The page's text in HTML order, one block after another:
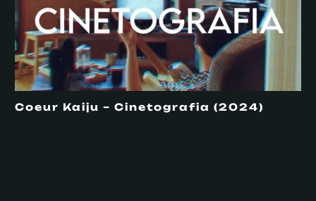
Coeur Kaiju – Cinetografia (2024)